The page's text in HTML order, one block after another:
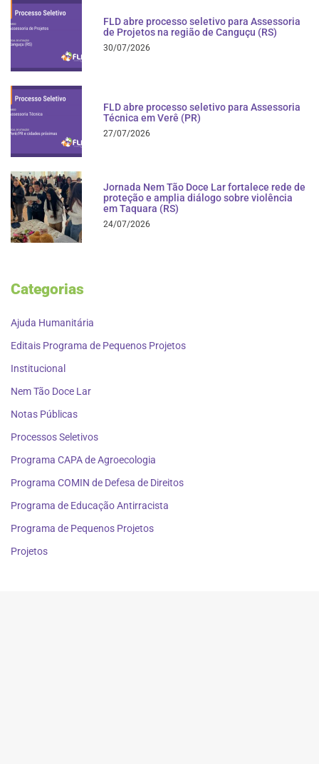
FLD abre processo seletivo para Assessoria
de Projetos na região de Canguçu (RS)
30/07/2026
FLD abre processo seletivo para Assessoria
Técnica em Verê (PR)
27/07/2026
Jornada Nem Tão Doce Lar fortalece rede de
proteção e amplia diálogo sobre violência
em Taquara (RS)
24/07/2026
Categorias
Ajuda Humanitária
Editais Programa de Pequenos Projetos
Institucional
Nem Tão Doce Lar
Notas Públicas
Processos Seletivos
Programa CAPA de Agroecologia
Programa COMIN de Defesa de Direitos
Programa de Educação Antirracista
Programa de Pequenos Projetos
Projetos